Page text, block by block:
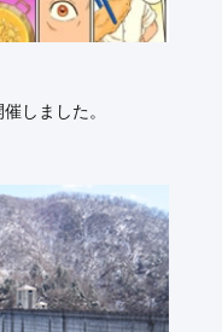
催しました。